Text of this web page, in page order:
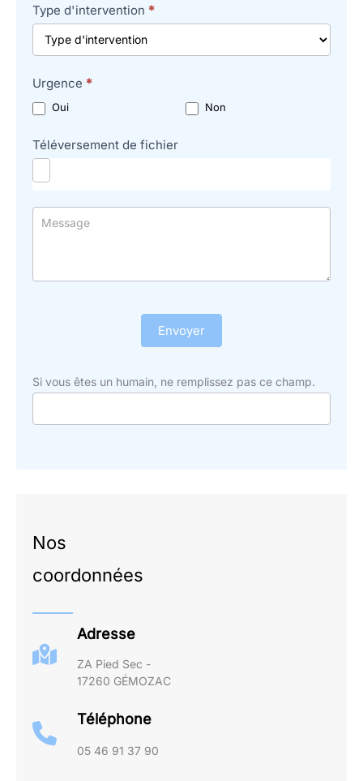
Type d'intervention *
Urgence *
Oui Non
Téléversement de fichier
Envoyer
Si vous êtes un humain, ne remplissez pas ce champ.
Nos
coordonnées
Adresse
ZA Pied Sec -
17260 GÉMOZAC
Téléphone
05 46 91 37 90